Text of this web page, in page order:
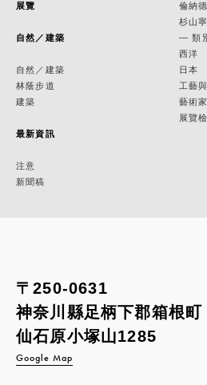
展覽
自然／建築
自然／建築
林蔭步道
建築
最新資訊
注意
新聞稿
倫納
杉山寧
— 類
西洋
日本
工藝
藝術
展覽
〒250-0631
神奈川縣足柄下郡箱根町
仙石原小塚山1285
Google Map